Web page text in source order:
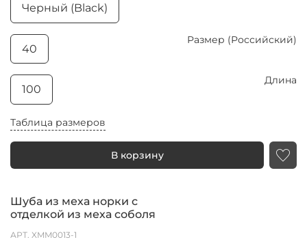
Шуба из меха норки с
отделкой из меха соболя
АРТ. XMM0013-1
Таблица размеров
В корзину
Черный (Black)
Размер (Российский)
40
Длина
100